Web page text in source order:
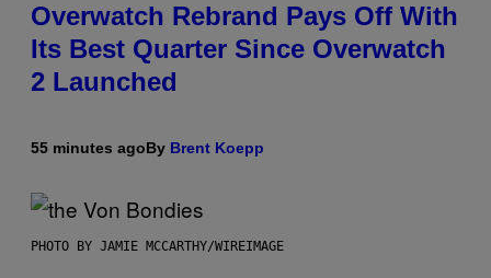
Overwatch Rebrand Pays Off With
Its Best Quarter Since Overwatch
2 Launched
55 minutes agoBy Brent Koepp
PHOTO BY JAMIE MCCARTHY/WIREIMAGE